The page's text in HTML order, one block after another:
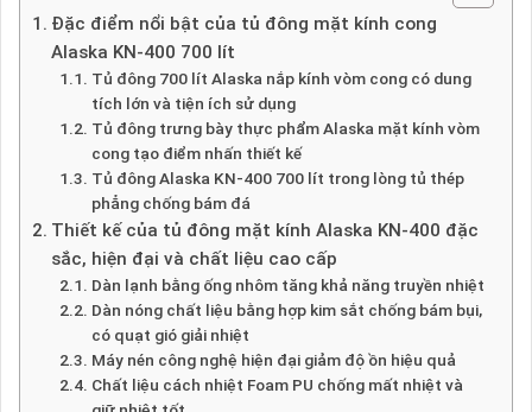
Đặc điểm nổi bật của tủ đông mặt kính cong
Alaska KN-400 700 lít
Tủ đông 700 lít Alaska nắp kính vòm cong có dung
tích lớn và tiện ích sử dụng
Tủ đông trưng bày thực phẩm Alaska mặt kính vòm
cong tạo điểm nhấn thiết kế
Tủ đông Alaska KN-400 700 lít trong lòng tủ thép
phẳng chống bám đá
Thiết kế của tủ đông mặt kính Alaska KN-400 đặc
sắc, hiện đại và chất liệu cao cấp
Dàn lạnh bằng ống nhôm tăng khả năng truyền nhiệt
Dàn nóng chất liệu bằng hợp kim sắt chống bám bụi,
có quạt gió giải nhiệt
Máy nén công nghệ hiện đại giảm độ ồn hiệu quả
Chất liệu cách nhiệt Foam PU chống mất nhiệt và